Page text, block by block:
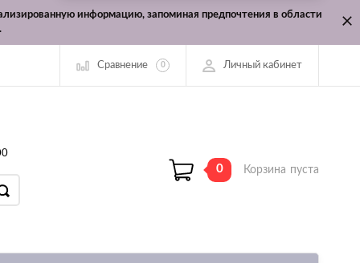
информацию, запоминая предпочтения в области
Сравнение 0 Личный кабинет
0 Корзина пуста